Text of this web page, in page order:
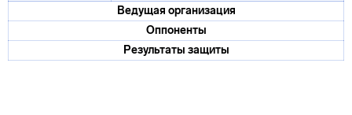
Ведущая организация
Оппоненты
Результаты защиты